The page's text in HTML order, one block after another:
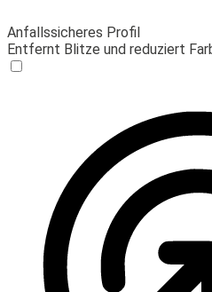
Anfallssicheres Profil
Entfernt Blitze und reduziert